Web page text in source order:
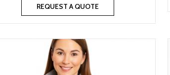
REQUEST A QUOTE